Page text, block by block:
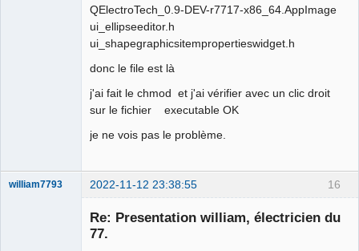
QElectroTech_0.9-DEV-r7717-x86_64.AppImage
ui_ellipseeditor.h
ui_shapegraphicsitempropertieswidget.h
donc le file est là
j'ai fait le chmod et j'ai vérifier avec un clic droit
sur le fichier executable OK
je ne vois pas le problème.
16
william7793 2022-11-12 23:38:55
Re: Presentation william, électricien du
77.